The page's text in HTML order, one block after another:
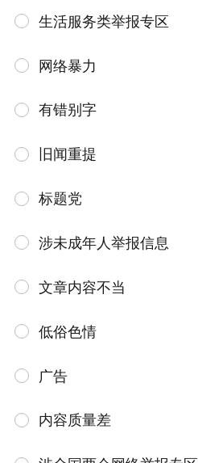
生活服务类举报专区
网络暴力
有错别字
旧闻重提
标题党
涉未成年人举报信息
文章内容不当
低俗色情
广告
内容质量差